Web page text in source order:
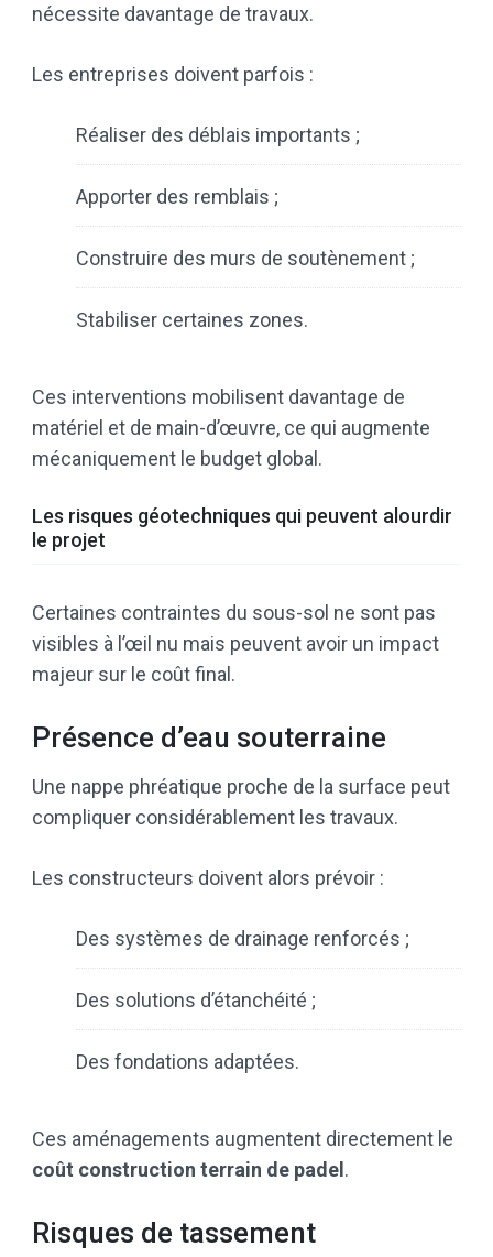
nécessite davantage de travaux.
Les entreprises doivent parfois :
Réaliser des déblais importants ;
Apporter des remblais ;
Construire des murs de soutènement ;
Stabiliser certaines zones.
Ces interventions mobilisent davantage de
matériel et de main-d’œuvre, ce qui augmente
mécaniquement le budget global.
Les risques géotechniques qui peuvent alourdir
le projet
Certaines contraintes du sous-sol ne sont pas
visibles à l’œil nu mais peuvent avoir un impact
majeur sur le coût final.
Présence d’eau souterraine
Une nappe phréatique proche de la surface peut
compliquer considérablement les travaux.
Les constructeurs doivent alors prévoir :
Des systèmes de drainage renforcés ;
Des solutions d’étanchéité ;
Des fondations adaptées.
Ces aménagements augmentent directement le
coût construction terrain de padel.
Risques de tassement